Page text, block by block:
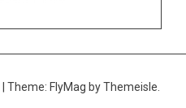
Theme: FlyMag by Themeisle.